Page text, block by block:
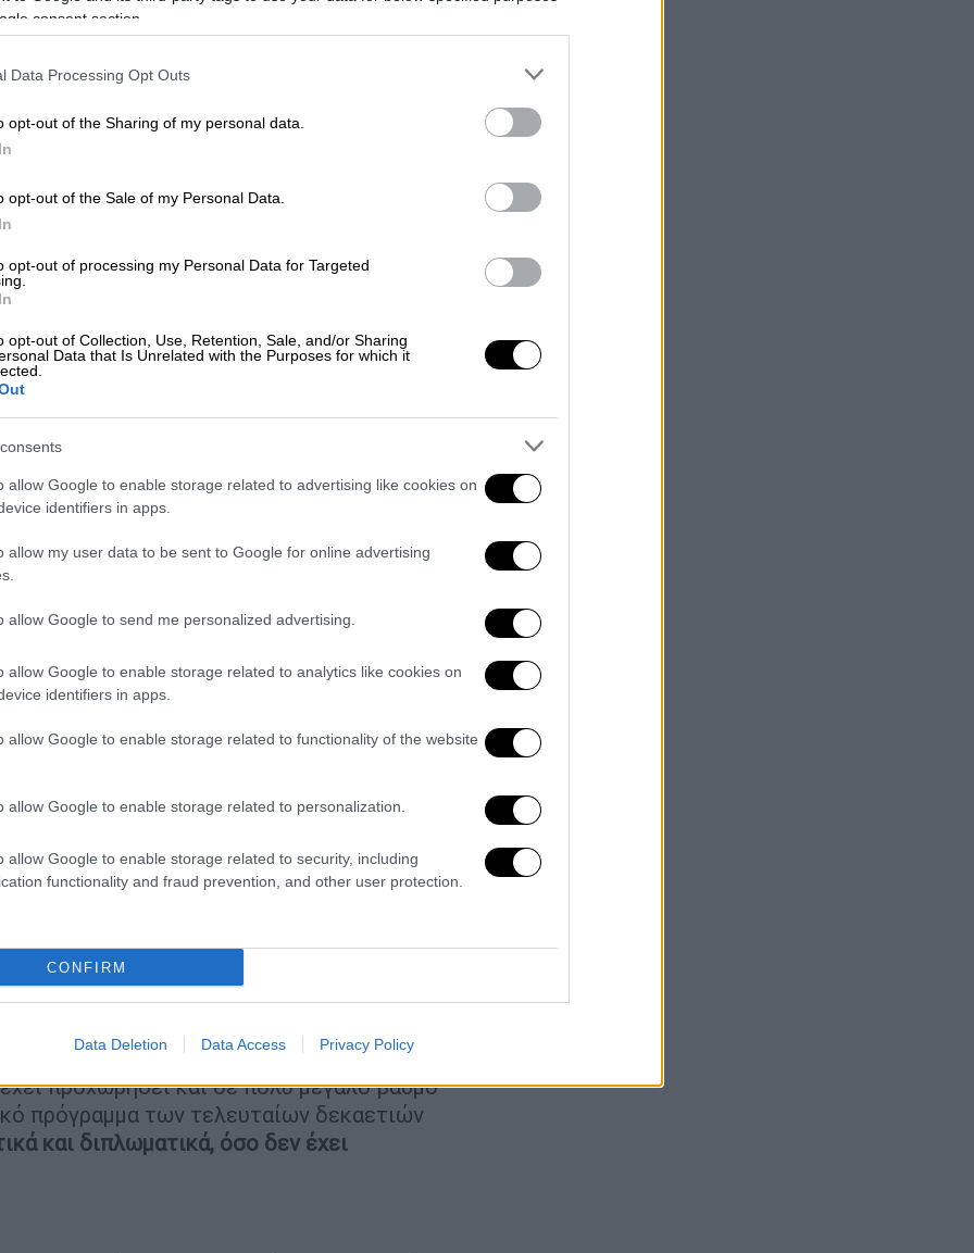
consent section.
Data Processing Opt Outs
opt-out of the Sharing of my personal data.
opt-out of the Sale of my Personal Data.
opt-out of processing my Personal Data for Targeted
opt-out of Collection, Use, Retention, Sale, and/or Sharing
Data that Is Unrelated with the Purposes for which it
allow Google to enable storage related to advertising like cookies on
identifiers in apps.
allow my user data to be sent to Google for online advertising
allow Google to send me personalized advertising.
allow Google to enable storage related to analytics like cookies on
identifiers in apps.
allow Google to enable storage related to functionality of the website
allow Google to enable storage related to personalization.
allow Google to enable storage related to security, including
functionality and fraud prevention, and other user protection.
CONFIRM
Data Deletion Data Access Privacy Policy
Germany,όπου θα βραβευθεί για τις
την Ελλάδα σε τροχιά ανάπτυξης.
έχει διαμορφωθεί ένα εντελώς
περάσει έξι χρόνια από το τέλος της
εστιάσει στην πρόοδο που έχει
και να μιλήσει
Παράλληλα βέβαια η συζήτηση πρέπει
και σε θέματα που αφορούν γενικότερα
να τεθεί σχετίζεται με την
σχετική συζήτηση είχε γίνει στο
με τον Φρ. Μερτς στην Βαλένθια (όπου
Λαϊκού Κόμματος). Πρόκειται
συζητήσεις σε επίπεδο Ε.Ε., ενώ δεν
ρόλο.
αναφέρθηκε στο θέμα της
μηνύματα. Ειδικότερα υπογράμμισε πως
της ευρωπαϊκής αμυντικής βιομηχανίας
συνομιλητές μας με βασικό κριτήριο αν
πολιτική και με τα συμφέροντα της
η στρατηγική μας αυτονομία, δεν
Επεσήμανε πως η Ελλάδα
προϋπόθεση ότι υπάρχει μια συμπόρευση
υπόψη τις ιδιαιτερότητες
ενδιαφέρεται ιδιαιτέρως για τα
από κοινοπραξία τεσσάρων χωρών μεταξύ
να δοθούν στην Άγκυρα τα
να επισκεφτεί την Άγκυρα.
Μαρινάκης- απαντώντας σε σχετική
κανόνες, οι οποίοι δεν
προγράμματα δεν μπορούν να
κράτη. Είναι, νομίζω, ένας κανόνας
δεν μπορεί να παραβιαστεί».
προχωρήσει και σε πολύ μεγάλο βαθμό
πρόγραμμα των τελευταίων δεκαετιών
και διπλωματικά, όσο δεν έχει